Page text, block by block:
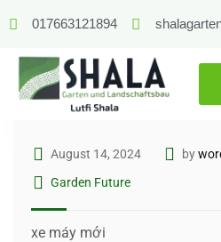
017663121894
August 14, 2024 by
Garden Future
xe máy mới